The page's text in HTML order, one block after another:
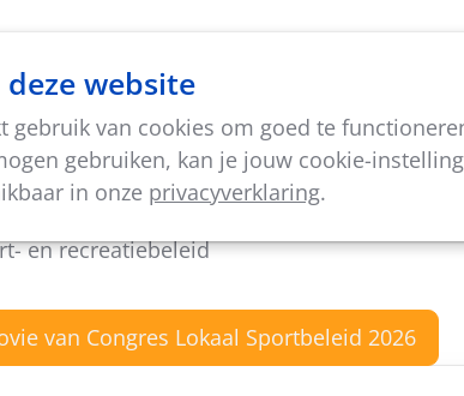
website
gebruik van cookies om goed te
gebruiken, kan je jouw cookie-
in onze privacyverklaring.
Thema's Vorming & activiteiten
Netwerk Lokaal
voor een kwaliteitsvol
en recreatiebeleid
van Congres Lokaal Sportbeleid 2026